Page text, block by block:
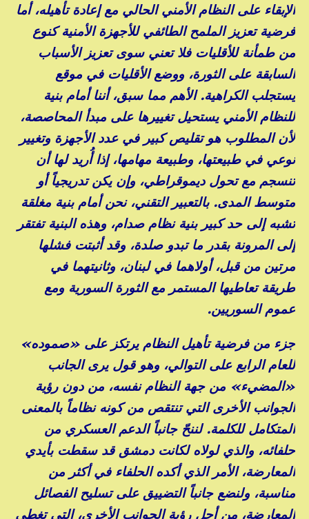
الإبقاء على النظام الأمني الحالي مع إعادة تأهيله، أما
فرضية تعزيز الملمح الطائفي للأجهزة الأمنية كنوع
من طمأنة للأقليات فلا تعني سوى تعزيز الأسباب
السابقة على الثورة، ووضع الأقليات في موقع
يستجلب الكراهية. الأهم مما سبق، أننا أمام بنية
للنظام الأمني يستحيل تغييرها على مبدأ المحاصصة،
لأن المطلوب هو تقليص كبير في عدد الأجهزة وتغيير
نوعي في طبيعتها، وطبيعة مهامها، إذا أُريد لها أن
تنسجم مع تحول ديموقراطي، وإن يكن تدريجياً أو
متوسط المدى. بالتعبير التقني، نحن أمام بنية مغلقة
تشبه إلى حد كبير بنية نظام صدام، وهذه البنية تفتقر
إلى المرونة بقدر ما تبدو صلدة، وقد أثبتت فشلها
مرتين من قبل، أولاهما في لبنان، وثانيتهما في
طريقة تعاطيها المستمر مع الثورة السورية ومع
عموم السوريين.
جزء من فرضية تأهيل النظام يرتكز على «صموده»
للعام الرابع على التوالي، وهو قول يرى الجانب
«المضيء» من جهة النظام نفسه، من دون رؤية
الجوانب الأخرى التي تنتقص من كونه نظاماً بالمعنى
المتكامل للكلمة. لننحّ جانباً الدعم العسكري من
حلفائه، والذي لولاه لكانت دمشق قد سقطت بأيدي
المعارضة، الأمر الذي أكده الحلفاء في أكثر من
مناسبة، ولنضع جانباً التضييق على تسليح الفصائل
المعارضة، من أجل رؤية الجوانب الأخرى، التي تغطي